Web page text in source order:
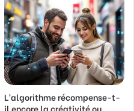
L’algorithme récompense-t-